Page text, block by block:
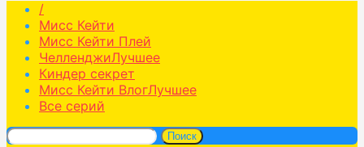
/
Мисс Кейти
Мисс Кейти Плей
ЧелленджиЛучшее
Киндер секрет
Мисс Кейти ВлогЛучшее
Все серий
Поиск